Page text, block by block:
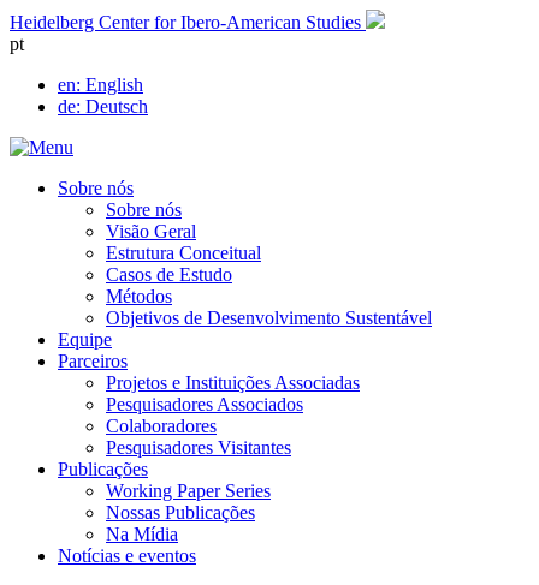
Skip
to
Heidelberg Center for Ibero-American Studies
pt
en: English
de: Deutsch
Sobre nós
Sobre nós
Visão Geral
Estrutura Conceitual
Casos de Estudo
Métodos
Objetivos de Desenvolvimento Sustentável
Equipe
Parceiros
Projetos e Instituições Associadas
Pesquisadores Associados
Colaboradores
Pesquisadores Visitantes
Publicações
Working Paper Series
Nossas Publicações
Na Mídia
Notícias e eventos